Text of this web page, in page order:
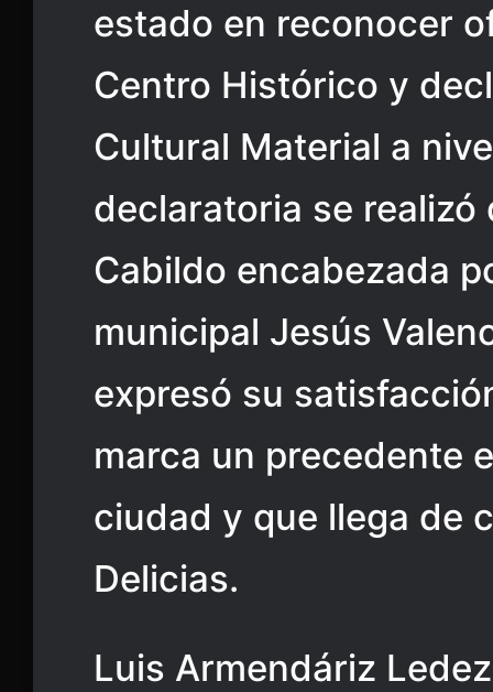
estado en reconocer
Centro Histórico y
Cultural Material a
declaratoria se
Cabildo encabezada
municipal Jesús
expresó su
marca un precedente
ciudad y que llega de
Delicias.
Luis Armendáriz